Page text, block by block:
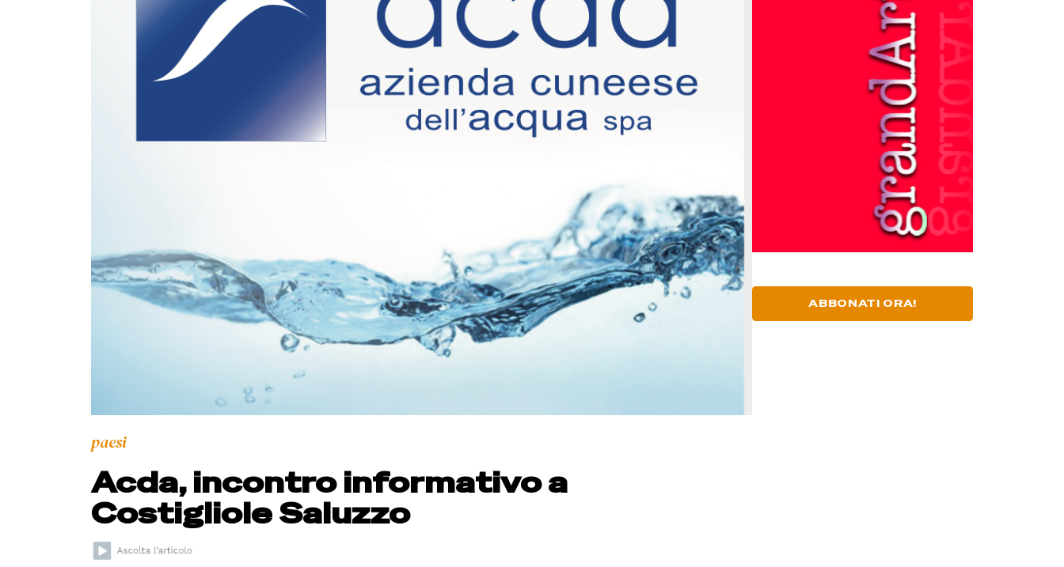
paesi
Acda, incontro informativo a
Costigliole Saluzzo
ABBONATI ORA!